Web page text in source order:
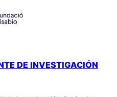
DE INVESTIGACIÓN